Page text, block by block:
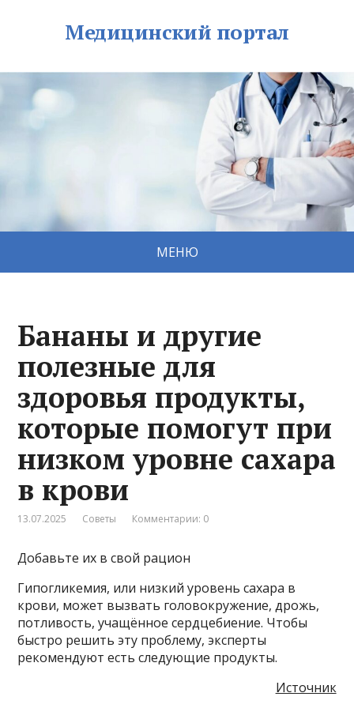
Медицинский портал
МЕНЮ
Бананы и другие
полезные для
здоровья продукты,
которые помогут при
низком уровне сахара
в крови
13.07.2025 Советы Комментарии: 0
Добавьте их в свой рацион
Гипогликемия, или низкий уровень сахара в
крови, может вызвать головокружение, дрожь,
потливость, учащённое сердцебиение. Чтобы
быстро решить эту проблему, эксперты
рекомендуют есть следующие продукты.
Источник